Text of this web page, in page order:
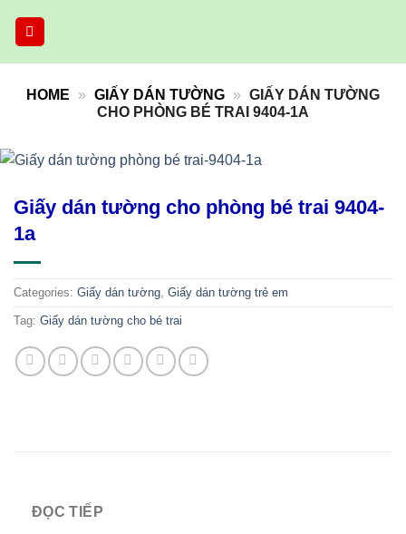
HOME » GIẤY DÁN TƯỜNG » GIẤY DÁN TƯỜNG
CHO PHÒNG BÉ TRAI 9404-1A
Giấy dán tường cho phòng bé trai 9404-
1a
Categories: Giấy dán tường, Giấy dán tường trẻ em
Tag: Giấy dán tường cho bé trai
ĐỌC TIẾP